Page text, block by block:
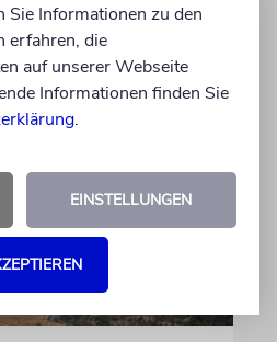
Sie Informationen zu den
erfahren, die
auf unserer Webseite
Informationen finden Sie
.
EINSTELLUNGEN